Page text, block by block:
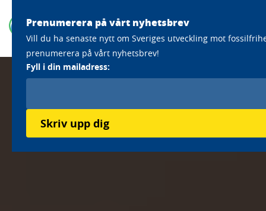
Prenumerera på vårt nyhetsbrev
Vill du ha senaste nytt om Sveriges utveckling mot
prenumerera på vårt nyhetsbrev!
Fyll i din mailadress:
Skriv upp dig